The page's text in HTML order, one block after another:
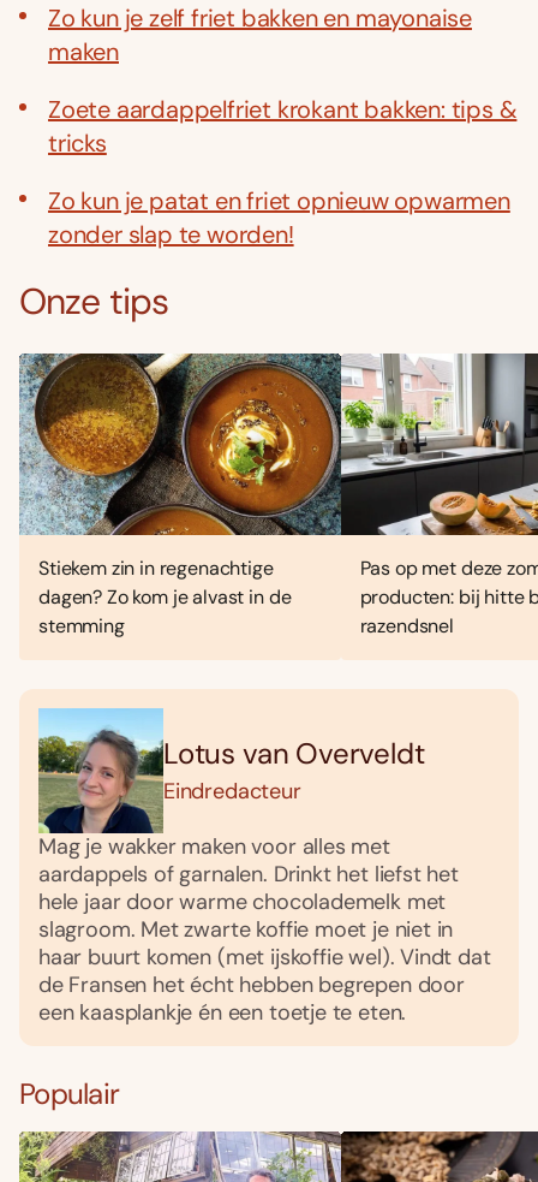
Zo kun je zelf friet bakken en mayonaise
maken
Zoete aardappelfriet krokant bakken: tips &
tricks
Zo kun je patat en friet opnieuw opwarmen
zonder slap te worden!
Onze tips
Stiekem zin in regenachtige
dagen? Zo kom je alvast in de
stemming
Pas op met deze
producten: bij hitte
razendsnel
Lotus van Overveldt
Eindredacteur
Mag je wakker maken voor alles met
aardappels of garnalen. Drinkt het liefst het
hele jaar door warme chocolademelk met
slagroom. Met zwarte koffie moet je niet in
haar buurt komen (met ijskoffie wel). Vindt dat
de Fransen het écht hebben begrepen door
een kaasplankje én een toetje te eten.
Populair